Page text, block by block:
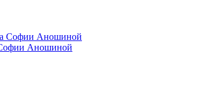
Софии Аношиной